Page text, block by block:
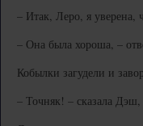
– Итак, Леро, я уверена,
– Она была хороша, –
Кобылки загудели и
– Точняк! – сказала